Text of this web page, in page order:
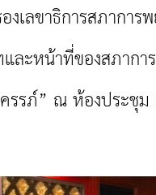
เลขาธิการสภาการ
ะหน้าที่ของสภากา
รรภ์” ณ ห้องประชุ